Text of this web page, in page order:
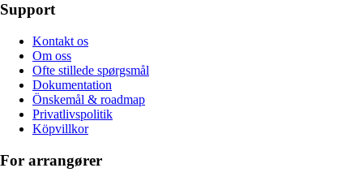
Support
Kontakt os
Om oss
Ofte stillede spørgsmål
Dokumentation
Önskemål & roadmap
Privatlivspolitik
Köpvillkor
For arrangører